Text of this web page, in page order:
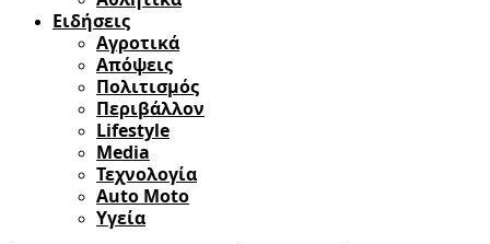
Ειδήσεις
Αγροτικά
Απόψεις
Πολιτισμός
Περιβάλλον
Lifestyle
Media
Τεχνολογία
Auto Moto
Υγεία